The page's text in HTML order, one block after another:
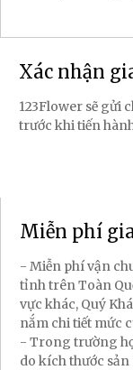
Xác nhận
123Flower sẽ gửi
trước khi tiến
Miễn phí
- Miễn phí vận
tỉnh trên Toàn
vực khác, Quý
nắm chi tiết mức
- Trong trường
do kích thước